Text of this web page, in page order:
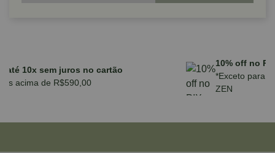
Parcele em até 10x sem juros no cartão
para compras acima de R$590,00